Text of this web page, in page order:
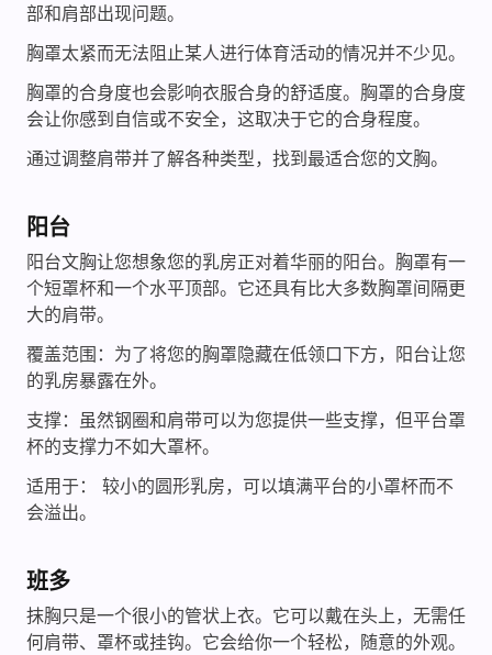
部和肩部出现问题。
胸罩太紧而无法阻止某人进行体育活动的情况并不少见。
胸罩的合身度也会影响衣服合身的舒适度。胸罩的合身度
会让你感到自信或不安全，这取决于它的合身程度。
通过调整肩带并了解各种类型，找到最适合您的文胸。
阳台
阳台文胸让您想象您的乳房正对着华丽的阳台。胸罩有一
个短罩杯和一个水平顶部。它还具有比大多数胸罩间隔更
大的肩带。
覆盖范围：为了将您的胸罩隐藏在低领口下方，阳台让您
的乳房暴露在外。
支撑：虽然钢圈和肩带可以为您提供一些支撑，但平台罩
杯的支撑力不如大罩杯。
适用于： 较小的圆形乳房，可以填满平台的小罩杯而不
会溢出。
班多
抹胸只是一个很小的管状上衣。它可以戴在头上，无需任
何肩带、罩杯或挂钩。它会给你一个轻松，随意的外观。